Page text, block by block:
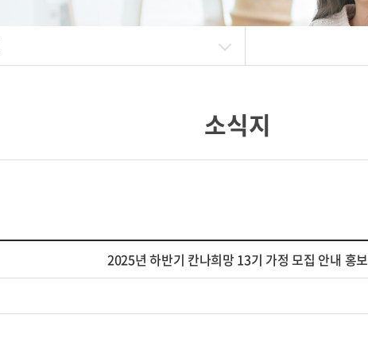
소식지
2025년 하반기 칸나희망 13기 가정 모집 안내 홍보